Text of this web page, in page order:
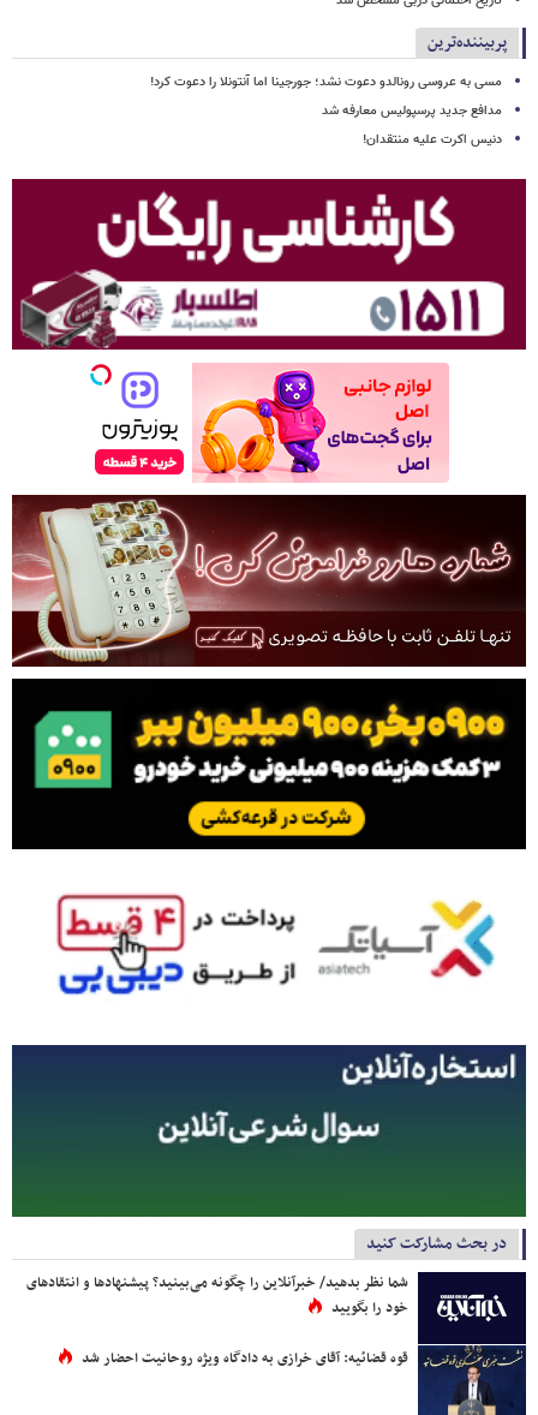
پربیننده‌ترین
مسی به عروسی رونالدو دعوت نشد؛ جورجینا اما آنتونلا را دعوت کرد!
مدافع جدید پرسپولیس معارفه شد
دنیس اکرت علیه منتقدان!
در بحث مشارکت کنید
شما نظر بدهید/ خبرآنلاین را چگونه می‌بینید؟ پیشنهادها و انتقادهای
خود را بگویید
قوه قضائیه: آقای خرازی به دادگاه ویژه روحانیت احضار شد